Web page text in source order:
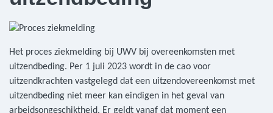
Het proces ziekmelding bij UWV bij overeenkomsten met
uitzendbeding. Per 1 juli 2023 wordt in de cao voor
uitzendkrachten vastgelegd dat een uitzendovereenkomst met
uitzendbeding niet meer kan eindigen in het geval van
arbeidsongeschiktheid. Er geldt vanaf dat moment een